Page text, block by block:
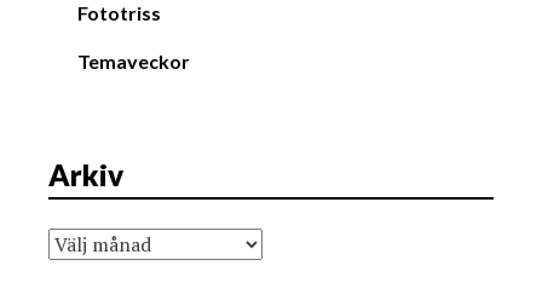
Fototriss
Temaveckor
Arkiv
Arkiv